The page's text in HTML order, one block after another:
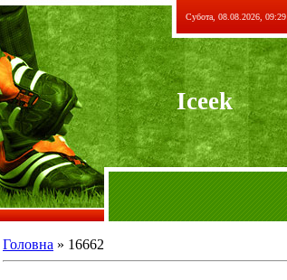
Субота, 08.08.2026, 09:29
Iceek
Головна » 16662